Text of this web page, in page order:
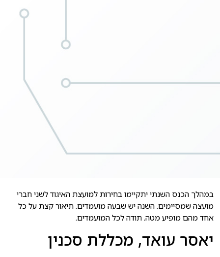
במהלך הכנס השנתי יתקיימו בחירות למועצת האיגוד לשני חברי
מועצה שמסיימים. השנה יש שבעה מועמדים. תיאור קצת על כל
אחד מהם מופיע מטה. תודה לכל המועמדים.
יאסר עואד, מכללת סכנין